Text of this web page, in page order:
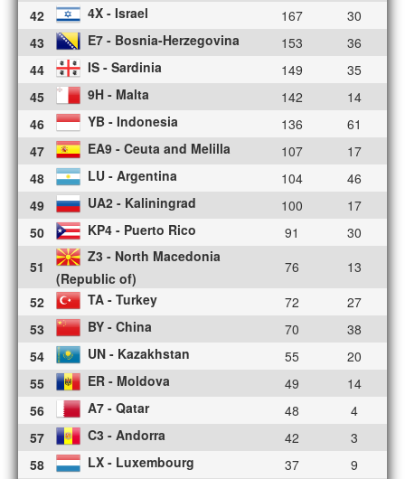
42
4X - Israel 167
30
43
E7 - Bosnia-Herzegovina 153
36
44
IS - Sardinia 149
35
45
9H - Malta 142
14
46
YB - Indonesia 136
61
47
EA9 - Ceuta and Melilla 107
17
48
LU - Argentina 104
46
49
UA2 - Kaliningrad 100
17
50
KP4 - Puerto Rico 91
30
51
Z3 - North Macedonia
(Republic of)
76
13
52
TA - Turkey 72
27
53
BY - China 70
38
54
UN - Kazakhstan 55
20
55
ER - Moldova 49
14
56
A7 - Qatar 48
4
57
C3 - Andorra 42
3
58
LX - Luxembourg 37
9